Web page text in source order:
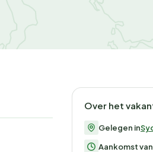
Over het
Gelegen in
Aankomst